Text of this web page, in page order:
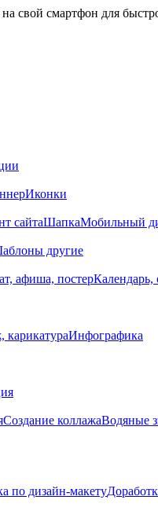
свой смартфон для
Иконки
сайтаШапкаМобильный
другие
афиша, постерКалендарь,
Инфографика
Создание коллажаВодяные
по дизайн-макету